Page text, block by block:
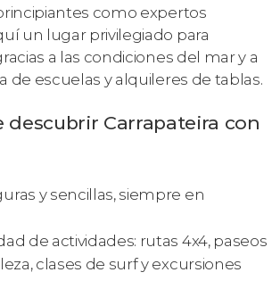
como expertos
un lugar privilegiado para
a las condiciones del mar y a
de escuelas y alquileres de tablas.
descubrir Carrapateira con
y sencillas, siempre en
de actividades: rutas 4x4, paseos
clases de surf y excursiones